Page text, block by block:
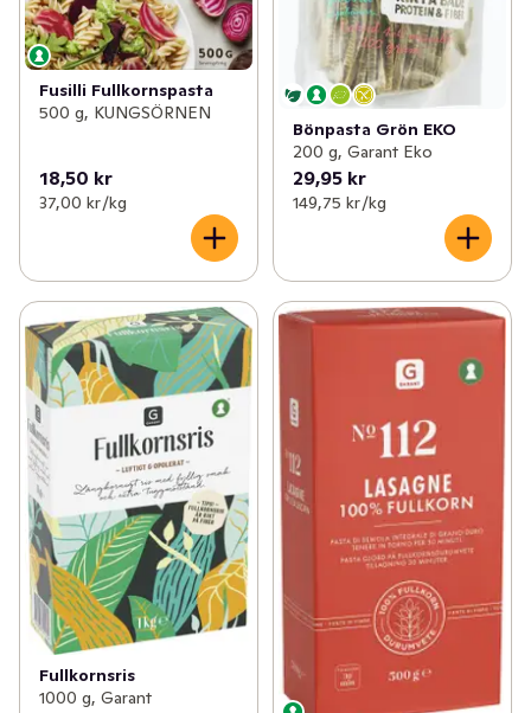
Fusilli Fullkornspasta
500 g, KUNGSÖRNEN
18,50 kr
37,00 kr /kg
Bönpasta Grön EKO
200 g, Garant Eko
29,95 kr
149,75 kr /kg
Fullkornsris
1000 g, Garant